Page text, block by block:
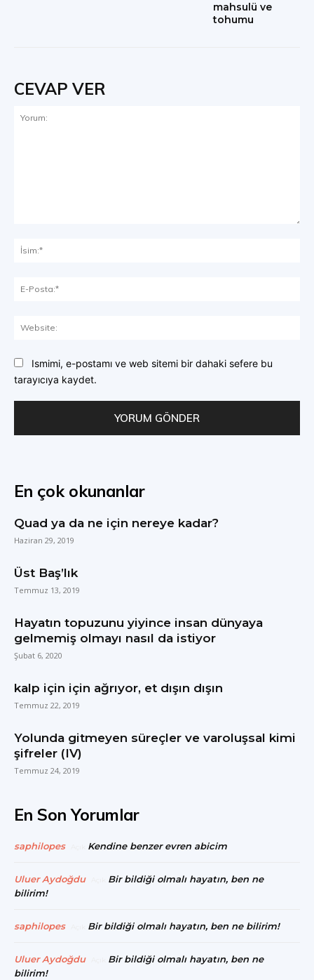
mahsulü ve
tohumu
CEVAP VER
Ismimi, e-postamı ve web sitemi bir dahaki sefere bu
tarayıcıya kaydet.
En çok okunanlar
Quad ya da ne için nereye kadar?
Haziran 29, 2019
Üst Baş’lık
Temmuz 13, 2019
Hayatın topuzunu yiyince insan dünyaya
gelmemiş olmayı nasıl da istiyor
Şubat 6, 2020
kalp için için ağrıyor, et dışın dışın
Temmuz 22, 2019
Yolunda gitmeyen süreçler ve varoluşsal kimi
şifreler (IV)
Temmuz 24, 2019
En Son Yorumlar
saphilopes Kendine benzer evren abicim
Uluer Aydoğdu
Bir bildiği olmalı hayatın, ben ne
bilirim!
saphilopes Bir bildiği olmalı hayatın, ben ne bilirim!
Uluer Aydoğdu
Bir bildiği olmalı hayatın, ben ne
bilirim!